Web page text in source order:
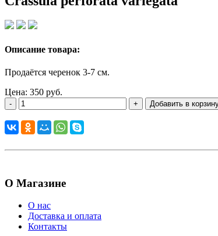
Описание товара:
Продаётся черенок 3-7 см.
Цена: 350 руб.
- + Добавить в
О Магазине
О нас
Доставка и оплата
Контакты